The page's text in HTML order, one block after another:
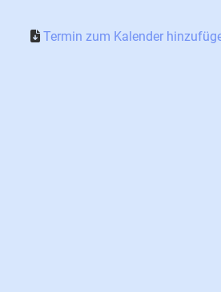
Termin zum Kalender